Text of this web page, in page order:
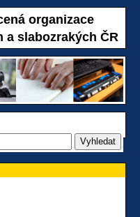
organizace
a slabozrakých ČR